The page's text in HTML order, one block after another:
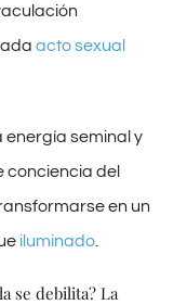
acto sexual
energía seminal y
conciencia del
en un
iluminado
se debilita? La